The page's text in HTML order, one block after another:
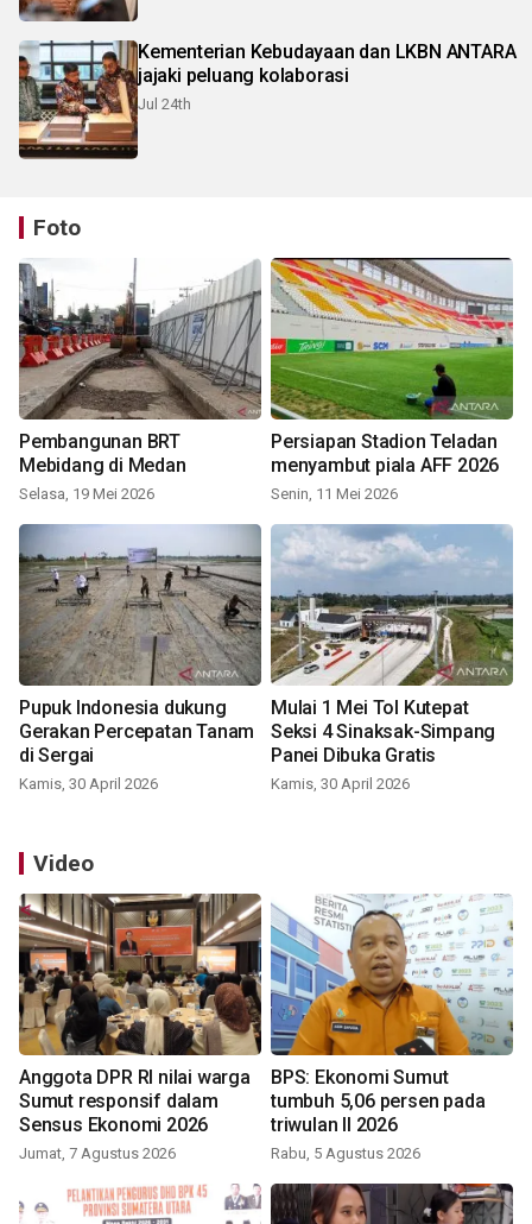
Kementerian Kebudayaan dan LKBN ANTARA
jajaki peluang kolaborasi
Jul 24th
Foto
Pembangunan BRT
Mebidang di Medan
Selasa, 19 Mei 2026
Persiapan Stadion Teladan
menyambut piala AFF 2026
Senin, 11 Mei 2026
Pupuk Indonesia dukung
Gerakan Percepatan Tanam
di Sergai
Kamis, 30 April 2026
Mulai 1 Mei Tol Kutepat
Seksi 4 Sinaksak-Simpang
Panei Dibuka Gratis
Kamis, 30 April 2026
Video
Anggota DPR RI nilai warga
Sumut responsif dalam
Sensus Ekonomi 2026
Jumat, 7 Agustus 2026
BPS: Ekonomi Sumut
tumbuh 5,06 persen pada
triwulan II 2026
Rabu, 5 Agustus 2026